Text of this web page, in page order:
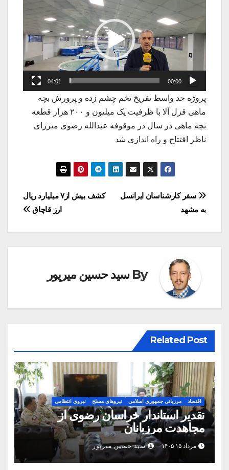
00:00
04:01
پروژه حد واسط تفریخ تخم چشم زده و پرورش بچه
ماهی قزل آلا با ظرفیت یک میلیون و ۲۰۰ هزار قطعه
بچه ماهی در سال در موقوفه عبدالله رضوی میرزای
ناظر افتتاح و راه اندازی شد
راهبری
نوشته
کشف بیش از۷ میلیارد ریال
ارز قاچاق
سفر کارشناسان ایرانسل
به مشهد
By سید حسین میرپور
Related Post
اقتصاد مرزبانی جمهوری اسلامی نیروهای مسلح نیروی انتظامی
تقدیر استاندار خراسان رضوی از
مجاهدت مرزبانان
مرداد ۱۵ ۱۴۰۵ سید حسین میرپور